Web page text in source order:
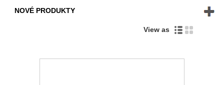
NOVÉ PRODUKTY
View as